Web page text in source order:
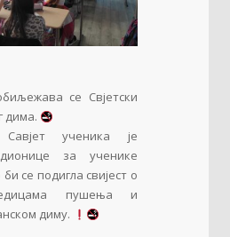
се Свјетски
дима.
ученика је
за ученике
се подигла свијест о
пушења и
диму.